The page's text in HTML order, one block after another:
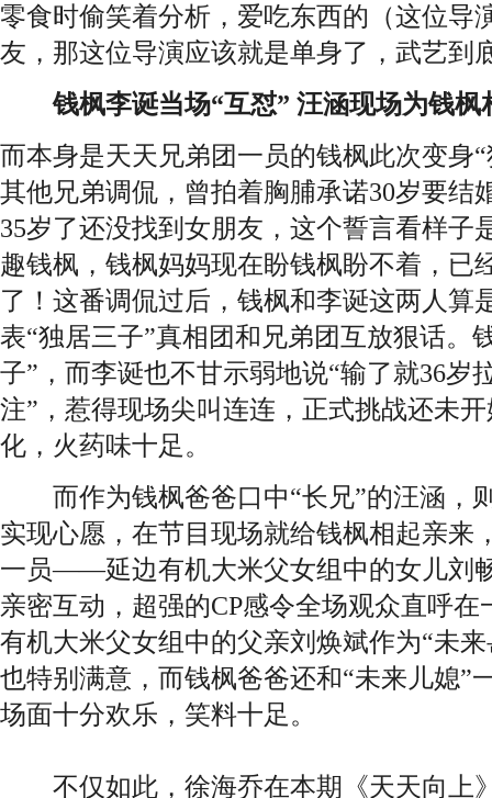
零食时偷笑着分析，爱吃东西的（这位导
友，那这位导演应该就是单身了，武艺到
钱枫李诞当场“互怼” 汪涵现场为钱枫
而本身是天天兄弟团一员的钱枫此次变身
其他兄弟调侃，曾拍着胸脯承诺30岁要结
35岁了还没找到女朋友，这个誓言看样子
趣钱枫，钱枫妈妈现在盼钱枫盼不着，已
了！这番调侃过后，钱枫和李诞这两人算
表“独居三子”真相团和兄弟团互放狠话。
子”，而李诞也不甘示弱地说“输了就36岁
注”，惹得现场尖叫连连，正式挑战还未
化，火药味十足。
而作为钱枫爸爸口中“长兄”的汪涵，
实现心愿，在节目现场就给钱枫相起亲来
一员——延边有机大米父女组中的女儿刘
亲密互动，超强的CP感令全场观众直呼
有机大米父女组中的父亲刘焕斌作为“未
也特别满意，而钱枫爸爸还和“未来儿媳”
场面十分欢乐，笑料十足。
不仅如此，徐海乔在本期《天天向上